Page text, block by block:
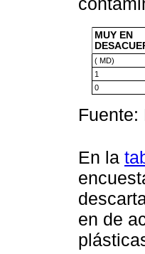
MUY EN
( MD)
1
0
Fuente:
En la
en de